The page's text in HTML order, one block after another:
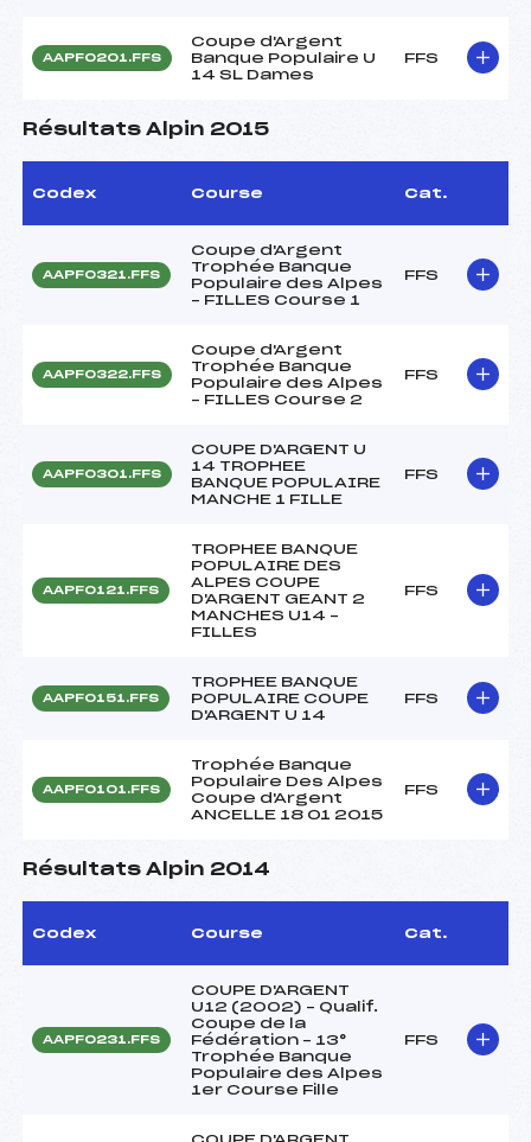
AAPF0201.FFS
Coupe d'Argent
Banque Populaire U
14 SL Dames
FFS
Résultats Alpin 2015
Codex Course Cat.
AAPF0321.FFS
Coupe d'Argent
Trophée Banque
Populaire des Alpes
– FILLES Course 1
FFS
AAPF0322.FFS
Coupe d'Argent
Trophée Banque
Populaire des Alpes
– FILLES Course 2
FFS
AAPF0301.FFS
COUPE D'ARGENT U
14 TROPHEE
BANQUE POPULAIRE
MANCHE 1 FILLE
FFS
AAPF0121.FFS
TROPHEE BANQUE
POPULAIRE DES
ALPES COUPE
D'ARGENT GEANT 2
MANCHES U14 –
FILLES
FFS
AAPF0151.FFS
TROPHEE BANQUE
POPULAIRE COUPE
D'ARGENT U 14
FFS
AAPF0101.FFS
Trophée Banque
Populaire Des Alpes
Coupe d'Argent
ANCELLE 18 01 2015
FFS
Résultats Alpin 2014
Codex Course Cat.
AAPF0231.FFS
COUPE D'ARGENT
U12 (2002) – Qualif.
Coupe de la
Fédération – 13°
Trophée Banque
Populaire des Alpes
1er Course Fille
FFS
COUPE D'ARGENT